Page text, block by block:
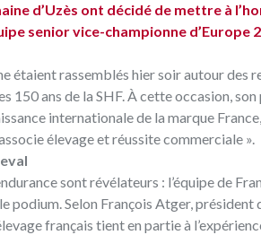
d’Uzès ont décidé de mettre à
senior vice-championne
étaient rassemblés hier soir autour des
150 ans de la SHF. À cette occasion,
internationale de la marque
élevage et réussite commerciale ».
sont révélateurs : l’équipe de
podium. Selon François Atger, président
français tient en partie à